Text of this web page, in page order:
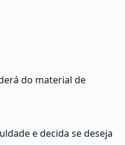
do material de
e decida se deseja